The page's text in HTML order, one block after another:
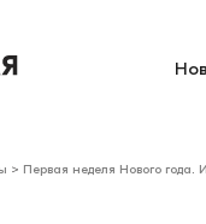
> Первая неделя Нового